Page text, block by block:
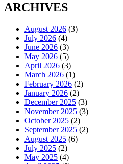
ARCHIVES
August 2026 (3)
July 2026 (4)
June 2026 (3)
May 2026 (5)
April 2026 (3)
March 2026 (1)
February 2026 (2)
January 2026 (2)
December 2025 (3)
November 2025 (3)
October 2025 (2)
September 2025 (2)
August 2025 (6)
July 2025 (2)
May 2025 (4)